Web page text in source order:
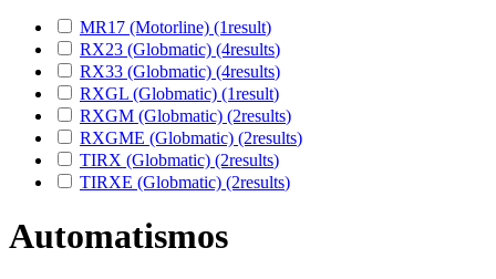
MR17 (Motorline) (1result)
RX23 (Globmatic) (4results)
RX33 (Globmatic) (4results)
RXGL (Globmatic) (1result)
RXGM (Globmatic) (2results)
RXGME (Globmatic) (2results)
TIRX (Globmatic) (2results)
TIRXE (Globmatic) (2results)
Automatismos